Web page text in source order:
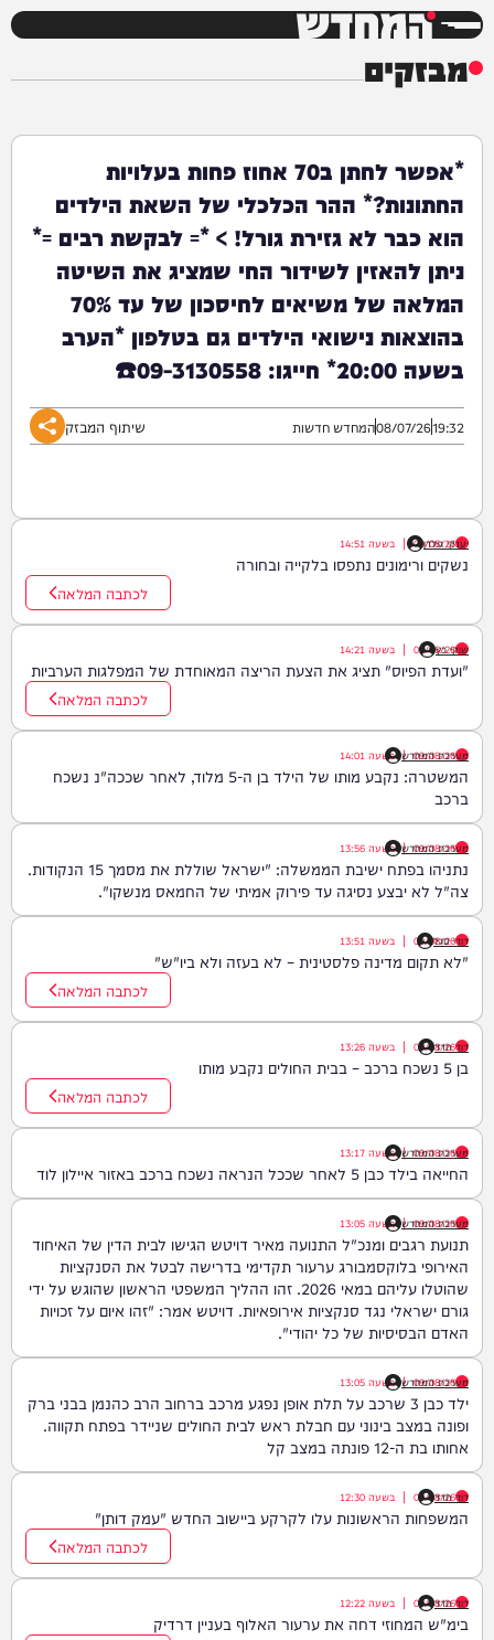
המחדש
מבזקים
*אפשר לחתן ב70 אחוז פחות בעלויות
החתונות?* ההר הכלכלי של השאת הילדים
הוא כבר לא גזירת גורל! > *= לבקשת רבים =*
ניתן להאזין לשידור החי שמציג את השיטה
המלאה של משיאים לחיסכון של עד 70%
בהוצאות נישואי הילדים גם בטלפון *הערב
בשעה 20:00* חייגו: 09-3130558☎️
19:32
08/07/26המחדש חדשות שיתוף המבזק
יענקי גולדן
09/08/26
| בשעה 14:51
נשקים ורימונים נתפסו בלקייה ובחורה
לכתבה המלאה
שוקי כץ
09/08/26
| בשעה 14:21
"ועדת הפיוס" תציג את הצעת הריצה המאוחדת של המפלגות הערביות
לכתבה המלאה
מערכת המחדש
09/08/26
| בשעה 14:01
המשטרה: נקבע מותו של הילד בן ה-5 מלוד, לאחר שככה"נ נשכח
ברכב
מערכת המחדש
09/08/26
| בשעה 13:56
נתניהו בפתח ישיבת הממשלה: "ישראל שוללת את מסמך 15 הנקודות.
צה"ל לא יבצע נסיגה עד פירוק אמיתי של החמאס מנשקו".
דודי סגל
09/08/26
| בשעה 13:51
"לא תקום מדינה פלסטינית – לא בעזה ולא ביו"ש"
לכתבה המלאה
דוד חדד
09/08/26
| בשעה 13:26
בן 5 נשכח ברכב – בבית החולים נקבע מותו
לכתבה המלאה
מערכת המחדש
09/08/26
| בשעה 13:17
החייאה בילד כבן 5 לאחר שככל הנראה נשכח ברכב באזור איילון לוד
מערכת המחדש
09/08/26
| בשעה 13:05
תנועת רגבים ומנכ"ל התנועה מאיר דויטש הגישו לבית הדין של האיחוד
האירופי בלוקסמבורג ערעור תקדימי בדרישה לבטל את הסנקציות
שהוטלו עליהם במאי 2026. זהו ההליך המשפטי הראשון שהוגש על ידי
גורם ישראלי נגד סנקציות אירופאיות. דויטש אמר: "זהו איום על זכויות
האדם הבסיסיות של כל יהודי".
מערכת המחדש
09/08/26
| בשעה 13:05
ילד כבן 3 שרכב על תלת אופן נפגע מרכב ברחוב הרב כהנמן בבני ברק
ופונה במצב בינוני עם חבלת ראש לבית החולים שניידר בפתח תקווה.
אחותו בת ה-12 פונתה במצב קל
דוד חדד
09/08/26
| בשעה 12:30
המשפחות הראשונות עלו לקרקע ביישוב החדש "עמק דותן"
לכתבה המלאה
דוד חדד
09/08/26
| בשעה 12:22
בימ"ש המחוזי דחה את ערעור האלוף בעניין דרדיק